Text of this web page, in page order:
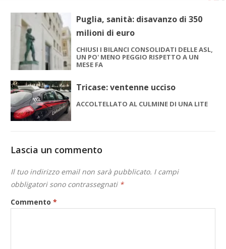
Puglia, sanità: disavanzo di 350
milioni di euro
CHIUSI I BILANCI CONSOLIDATI DELLE ASL,
UN PO' MENO PEGGIO RISPETTO A UN
MESE FA
Tricase: ventenne ucciso
ACCOLTELLATO AL CULMINE DI UNA LITE
Lascia un commento
Il tuo indirizzo email non sarà pubblicato. I campi
obbligatori sono contrassegnati *
Commento*